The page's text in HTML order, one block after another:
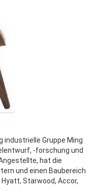
industrielle Gruppe Ming
-forschung und
hat die
und einen Baubereich
Starwood, Accor,